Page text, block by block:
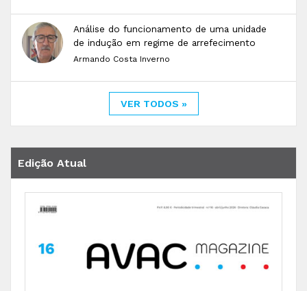
Análise do funcionamento de uma unidade
de indução em regime de arrefecimento
Armando Costa Inverno
VER TODOS »
Edição Atual